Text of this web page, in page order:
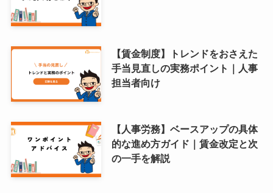
【賃金制度】トレンドをおさえた
手当見直しの実務ポイント｜人事
担当者向け
【人事労務】ベースアップの具体
的な進め方ガイド｜賃金改定と次
の一手を解説